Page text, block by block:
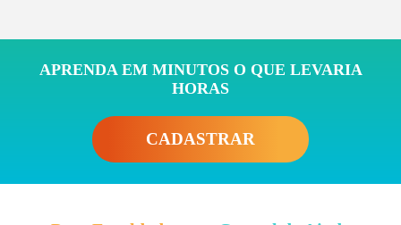
APRENDA EM MINUTOS O QUE LEVARIA
HORAS
CADASTRAR